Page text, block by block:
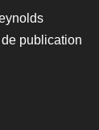
publication